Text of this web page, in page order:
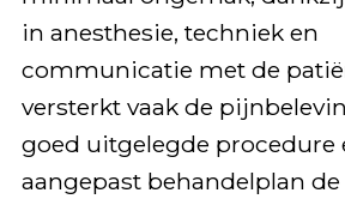
in anesthesie, techniek en
communicatie met de
versterkt vaak de
goed uitgelegde procedure
aangepast behandelplan